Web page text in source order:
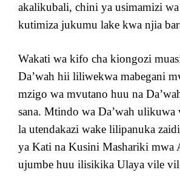
akalikubali, chini ya usimamizi
kutimiza jukumu lake kwa njia
Wakati wa kifo cha kiongozi
Da’wah hii liliwekwa mabegani
mzigo wa mvutano huu na
sana. Mtindo wa Da’wah ulikuwa
la utendakazi wake lilipanuka
ya Kati na Kusini Mashariki mwa
ujumbe huu ilisikika Ulaya vile